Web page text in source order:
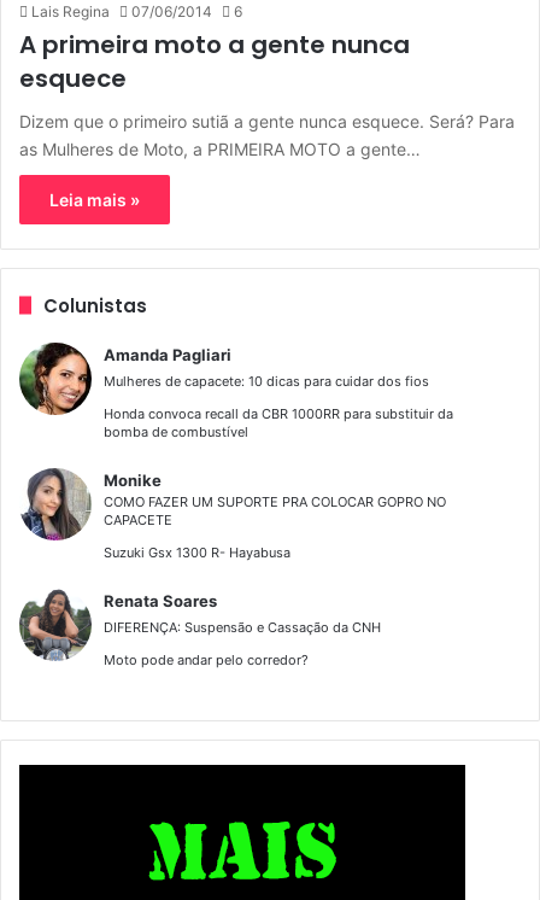
Lais Regina 07/06/2014 6
A primeira moto a gente nunca
esquece
Dizem que o primeiro sutiã a gente nunca esquece. Será? Para
as Mulheres de Moto, a PRIMEIRA MOTO a gente…
Leia mais »
Colunistas
Amanda Pagliari
Mulheres de capacete: 10 dicas para cuidar dos fios
Honda convoca recall da CBR 1000RR para substituir da
bomba de combustível
Monike
COMO FAZER UM SUPORTE PRA COLOCAR GOPRO NO
CAPACETE
Suzuki Gsx 1300 R- Hayabusa
Renata Soares
DIFERENÇA: Suspensão e Cassação da CNH
Moto pode andar pelo corredor?